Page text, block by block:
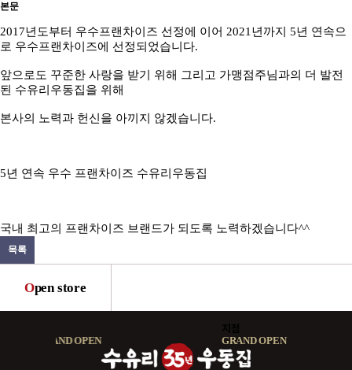
본문
2017년도부터 우수프랜차이즈 선정에 이어 2021년까지 5년 연속으
로 우수프랜차이즈에 선정되었습니다.
앞으로도 꾸준한 사랑을 받기 위해 그리고 가맹점주님과의 더 발전
된 수유리우동집을 위해
본사의 노력과 헌신을 아끼지 않겠습니다.
5년 연속 우수 프랜차이즈 수유리우동집
국내 최고의 프랜차이즈 브랜드가 되도록 노력하겠습니다^^
목록
Open store
GRAND OPEN
지점
GRAND OPEN